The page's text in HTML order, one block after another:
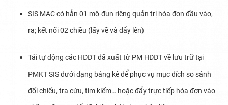
SIS MAC có hẳn 01 mô-đun riêng quản trị hóa đơn đầu vào,
ra; kết nối 02 chiều (lấy về và đẩy lên)
Tải tự động các HĐĐT đã xuất từ PM HĐĐT về lưu trữ tại
PMKT SIS dưới dạng bảng kê để phục vụ mục đích so sánh
đối chiếu, tra cứu, tìm kiếm… hoặc đẩy trực tiếp hóa đơn vào